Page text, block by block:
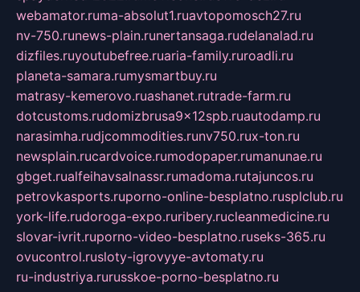
webamator.ruma-absolut1.ruavtopomosch27.ru
nv-750.runews-plain.runertansaga.rudelanalad.ru
dizfiles.ruyoutubefree.ruaria-family.ruroadli.ru
planeta-samara.rumysmartbuy.ru
matrasy-kemerovo.ruashanet.rutrade-farm.ru
dotcustoms.rudomizbrusa9x12spb.ruautodamp.ru
narasimha.rudjcommodities.runv750.rux-ton.ru
newsplain.rucardvoice.rumodopaper.rumanunae.ru
gbget.rualfeihavsalnassr.rumadoma.rutajuncos.ru
petrovkasports.ruporno-online-besplatno.rusplclub.ru
york-life.rudoroga-expo.ruribery.rucleanmedicine.ru
slovar-ivrit.ruporno-video-besplatno.ruseks-365.ru
ovucontrol.rusloty-igrovyye-avtomaty.ru
ru-industriya.rurusskoe-porno-besplatno.ru